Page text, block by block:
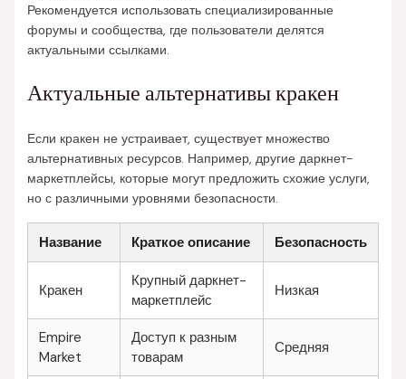
Рекомендуется использовать специализированные
форумы и сообщества, где пользователи делятся
актуальными ссылками.
Актуальные альтернативы кракен
Если кракен не устраивает, существует множество
альтернативных ресурсов. Например, другие даркнет-
маркетплейсы, которые могут предложить схожие услуги,
но с различными уровнями безопасности.
Название Краткое описание Безопасность
Кракен
Крупный даркнет-
маркетплейс
Низкая
Empire
Market
Доступ к разным
товарам
Средняя